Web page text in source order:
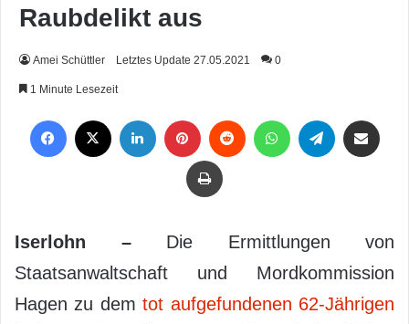
Raubdelikt aus
Amei Schüttler Letztes Update 27.05.2021 0
1 Minute Lesezeit
Drucken
Iserlohn – Die Ermittlungen von
Staatsanwaltschaft und Mordkommission
Hagen zu demtot aufgefundenen 62-Jährigen